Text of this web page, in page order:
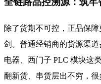
除了货期不可控，正品保
剑。普通经销商的货源渠
电器、西门子 PLC 模块这
翻新货、串货层出不穷，